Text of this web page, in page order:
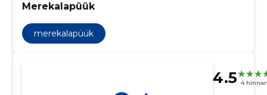
Merekalapüük
merekalapüük
4.5 4